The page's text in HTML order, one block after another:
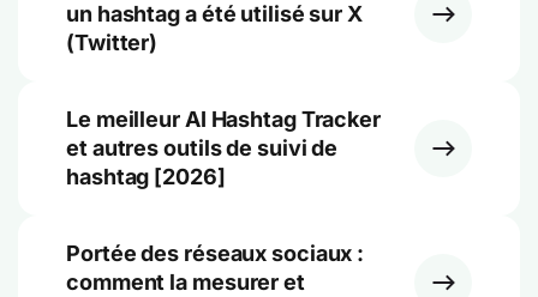
un hashtag a été utilisé sur X
(Twitter)
Le meilleur AI Hashtag Tracker
et autres outils de suivi de
hashtag [2026]
Portée des réseaux sociaux :
comment la mesurer et